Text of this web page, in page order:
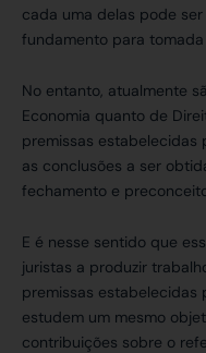
cada uma delas pode
fundamento para
No entanto, atualmente
Economia quanto de
premissas
as conclusões a ser
fechamento e
E é nesse sentido que
juristas a produzir
premissas estabelecidas
estudem um mesmo
contribuições sobre o